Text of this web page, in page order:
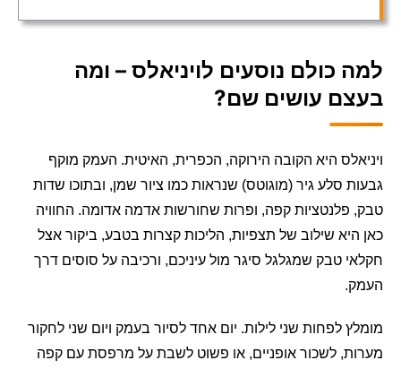
למה כולם נוסעים לויניאלס – ומה
בעצם עושים שם?
ויניאלס היא הקובה הירוקה, הכפרית, האיטית. העמק מוקף
גבעות סלע גיר (מוגוטס) שנראות כמו ציור שמן, ובתוכו שדות
טבק, פלנטציות קפה, ופרות שחורשות אדמה אדומה. החוויה
כאן היא שילוב של תצפיות, הליכות קצרות בטבע, ביקור אצל
חקלאי טבק שמגלגל סיגר מול עיניכם, ורכיבה על סוסים דרך
העמק.
מומלץ לפחות שני לילות. יום אחד לסיור בעמק ויום שני לחקור
מערות, לשכור אופניים, או פשוט לשבת על מרפסת עם קפה